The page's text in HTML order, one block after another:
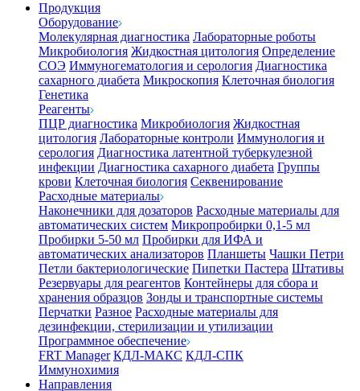
Продукция
Оборудование
Молекулярная диагностика Лабораторные роботы
Микробиология Жидкостная цитология Определение
СОЭ Иммуногематология и серология Диагностика
сахарного диабета Микроскопия Клеточная биология
Генетика
Реагенты
ПЦР диагностика Микробиология Жидкостная
цитология Лабораторные контроли Иммунология и
серология Диагностика латентной туберкулезной
инфекции Диагностика сахарного диабета Группы
крови Клеточная биология Секвенирование
Расходные материалы
Наконечники для дозаторов Расходные материалы для
автоматических систем Микропробирки 0,1-5 мл
Пробирки 5-50 мл Пробирки для ИФА и
автоматических анализаторов Планшеты Чашки Петри
Петли бактериологические Пипетки Пастера Штативы
Резервуары для реагентов Контейнеры для сбора и
хранения образцов Зонды и транспортные системы
Перчатки Разное Расходные материалы для
дезинфекции, стерилизации и утилизации
Программное обеспечение
FRT Manager КДЛ-МАКС КДЛ-СПК
Иммунохимия
Направления